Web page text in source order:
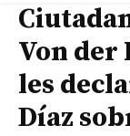
Von der
les
Díaz